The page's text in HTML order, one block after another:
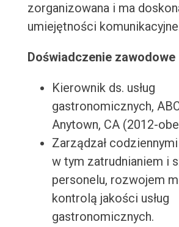
zorganizowana i ma
umiejętności
Doświadczenie zawodowe
Kierownik ds. usług
gastronomicznych,
Anytown, CA (2012-
Zarządzał
w tym zatrudnianiem i
personelu, rozwojem
kontrolą jakości usług
gastronomicznych.